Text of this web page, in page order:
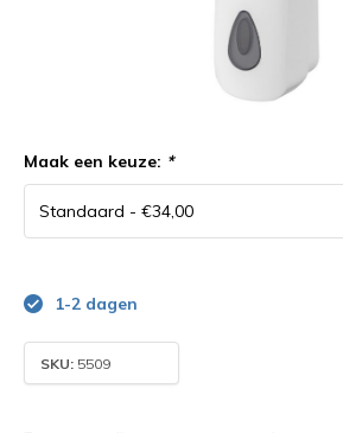
Maak een keuze: *
1-2 dagen
SKU: 5509